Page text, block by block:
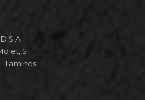
S.A.
5
Tamines